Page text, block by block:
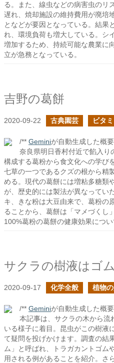
る。また、線虫などの病害虫のリ
遅れ、焼却施設の維持費用が廃培
となどが要因となっている。結果
れ、環境負荷も増大している。シ
増加するため、持続可能な農業に
立が急務となっている。
吉野の葛餅
2020-09-22 古典園芸 ビタ
/** Geminiが自動生成した概
奈良県明日香村付近で餡入り
構成する葛粉から食文化への学び
七草の一つであるクズの根から精
める。現代の葛餅には増粘多糖類
が、歴史的には製法が異なってい
キ、きな粉は大豆由来で、葛粉の
ることから、葛餅は「マメづくし
100%葛粉の葛餅の健康効果につい
サクラの樹液はゴ
2020-09-17 化学全般 植物
/** Geminiが自動生成した概
本記事は、サクラの木から流
いる様子に着目。昆虫がこの樹液
て疑問を投げかけます。調査の結
ム」と呼ばれ、トラガカントゴム
用される例があることを紹介。さ